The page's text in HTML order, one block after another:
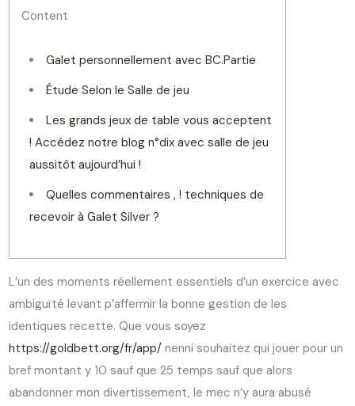
Content
Galet personnellement avec BC.Partie
Étude Selon le Salle de jeu
Les grands jeux de table vous acceptent
! Accédez notre blog n°dix avec salle de jeu
aussitôt aujourd’hui !
Quelles commentaires , ! techniques de
recevoir à Galet Silver ?
L’un des moments réellement essentiels d’un exercice avec
ambiguïté levant p’affermir la bonne gestion de les
identiques recette. Que vous soyez
https://goldbett.org/fr/app/ nenni souhaitez qui jouer pour un
bref montant y 10 sauf que 25 temps sauf que alors
abandonner mon divertissement, le mec n’y aura abusé